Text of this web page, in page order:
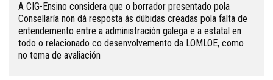
A CIG-Ensino considera que o borrador presentado pola
Consellaría non dá resposta ás dúbidas creadas pola falta de
entendemento entre a administración galega e a estatal en
todo o relacionado co desenvolvemento da LOMLOE, como
no tema de avaliación